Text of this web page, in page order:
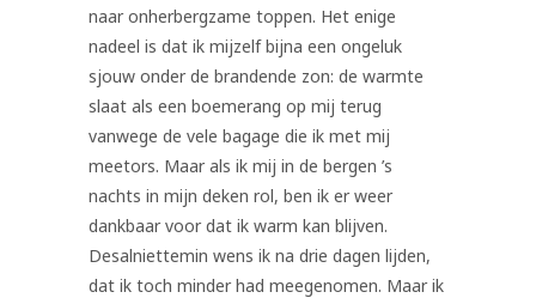
naar onherbergzame toppen. Het enige
nadeel is dat ik mijzelf bijna een ongeluk
sjouw onder de brandende zon: de warmte
slaat als een boemerang op mij terug
vanwege de vele bagage die ik met mij
meetors. Maar als ik mij in de bergen ’s
nachts in mijn deken rol, ben ik er weer
dankbaar voor dat ik warm kan blijven.
Desalniettemin wens ik na drie dagen lijden,
dat ik toch minder had meegenomen. Maar ik